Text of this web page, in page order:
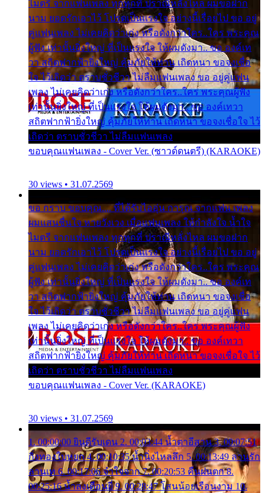
ไมตรี จากแฟนเพลง ทุกทุกที่ ปราณีหลั่งไหล ผมขอฝาก
นาม ยอดรักเอาไว้ โปรดเป็นแรงใจ อย่างนี้เรื่อยไป ขอ อยู่
คู่แฟนเพลง ไม่เคยคิดว่าเก่ง หรือดังกว่าใคร..ใคร พระคุณ
ผู้ฟัง เท่านั้นยิ่งใหญ่ ที่เป็นแรงใจ ให้ผมดังมา.. ขอ องค์เท
วา สถิตฟากฟ้ายิ่งใหญ่ คุ้มภัยให้ท่าน เถิดหนา ขอจงเชื่อ
ใจ ไว้เถิดว่า ตราบชั่วชีวา ไม่ลืมแฟนเพลง ขอ อยู่คู่แฟน
เพลง ไม่เคยคิดว่าเก่ง หรือดังกว่าใคร..ใคร พระคุณผู้ฟัง
เท่านั้นยิ่งใหญ่ ที่เป็นแรงใจ ให้ผมดังมา.. ขอ องค์เทวา
สถิตฟากฟ้ายิ่งใหญ่ คุ้มภัยให้ท่าน เถิดหนา ขอจงเชื่อใจ ไว้
เถิดว่า ตราบชั่วชีวา ไม่ลืมแฟนเพลง
ขอบคุณแฟนเพลง - Cover Ver. (ซาวด์ดนตรี) (KARAOKE)
30 views • 31.07.2569
ขอ กราบ ขอบคุณ.... ที่ได้รับไออุ่น การุณ จากแฟน เพลง
ผมแสนชื่นใจ หายวังเวง เมื่อแฟนเพลง ให้กำลังใจ น้ำใจ
ไมตรี จากแฟนเพลง ทุกทุกที่ ปราณีหลั่งไหล ผมขอฝาก
นาม ยอดรักเอาไว้ โปรดเป็นแรงใจ อย่างนี้เรื่อยไป ขอ อยู่
คู่แฟนเพลง ไม่เคยคิดว่าเก่ง หรือดังกว่าใคร..ใคร พระคุณ
ผู้ฟัง เท่านั้นยิ่งใหญ่ ที่เป็นแรงใจ ให้ผมดังมา.. ขอ องค์เท
วา สถิตฟากฟ้ายิ่งใหญ่ คุ้มภัยให้ท่าน เถิดหนา ขอจงเชื่อ
ใจ ไว้เถิดว่า ตราบชั่วชีวา ไม่ลืมแฟนเพลง ขอ อยู่คู่แฟน
เพลง ไม่เคยคิดว่าเก่ง หรือดังกว่าใคร..ใคร พระคุณผู้ฟัง
เท่านั้นยิ่งใหญ่ ที่เป็นแรงใจ ให้ผมดังมา.. ขอ องค์เทวา
สถิตฟากฟ้ายิ่งใหญ่ คุ้มภัยให้ท่าน เถิดหนา ขอจงเชื่อใจ ไว้
เถิดว่า ตราบชั่วชีวา ไม่ลืมแฟนเพลง
ขอบคุณแฟนเพลง - Cover Ver. (KARAOKE)
30 views • 31.07.2569
1. 00:00:00 ยินดีรับเดน 2. 00:03:44 น้ำตาอีสาน 3. 00:07:51
กิ่งทองใบหยก 4. 00:10:35 น้ำนิ่งไหลลึก 5. 00:13:49 ลานรัก
ลานเท 6. 00:17:06 จำใจจาก 7. 00:20:53 คืนฝนตก 8.
00:25:16 น้ำลงเดือนยี่ 9. 00:28:47 โสนน้อยเรือนงาม 10.